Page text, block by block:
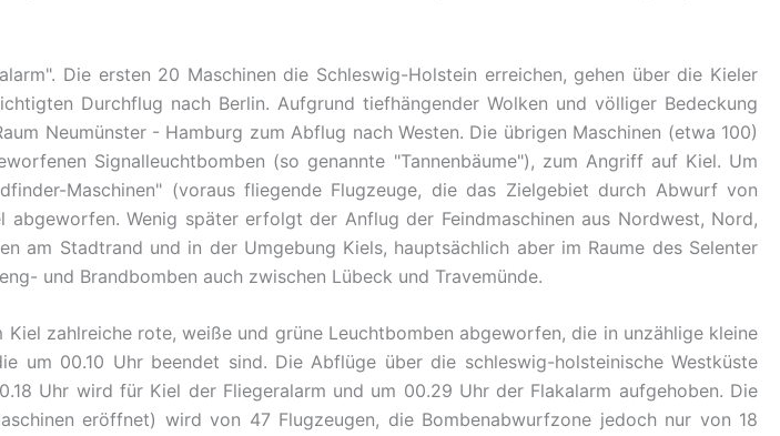
Die ersten 20 Maschinen die Schleswig-Holstein erreichen, gehen über die Kieler
Durchflug nach Berlin. Aufgrund tiefhängender Wolken und völliger Bedeckung
Neumünster - Hamburg zum Abflug nach Westen. Die übrigen Maschinen (etwa 100)
Signalleuchtbomben (so genannte "Tannenbäume"), zum Angriff auf Kiel. Um
Maschinen" (voraus fliegende Flugzeuge, die das Zielgebiet durch Abwurf von
Wenig später erfolgt der Anflug der Feindmaschinen aus Nordwest, Nord,
am Stadtrand und in der Umgebung Kiels, hauptsächlich aber im Raume des Selenter
und Brandbomben auch zwischen Lübeck und Travemünde.
zahlreiche rote, weiße und grüne Leuchtbomben abgeworfen, die in unzählige kleine
um 00.10 Uhr beendet sind. Die Abflüge über die schleswig-holsteinische Westküste
Uhr wird für Kiel der Fliegeralarm und um 00.29 Uhr der Flakalarm aufgehoben. Die
eröffnet) wird von 47 Flugzeugen, die Bombenabwurfzone jedoch nur von 18